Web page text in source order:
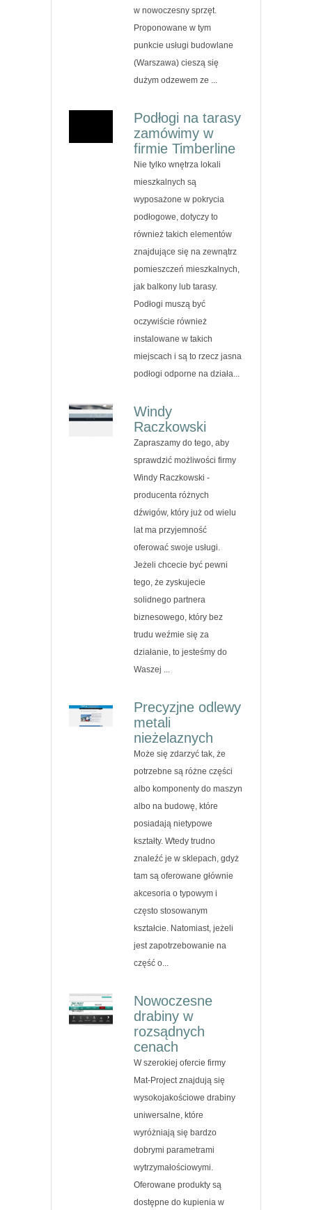
w nowoczesny sprzęt.
Proponowane w tym
punkcie usługi budowlane
(Warszawa) cieszą się
dużym odzewem ze ...
Podłogi na tarasy
zamówimy w
firmie Timberline
Nie tylko wnętrza lokali
mieszkalnych są
wyposażone w pokrycia
podłogowe, dotyczy to
również takich elementów
znajdujące się na zewnątrz
pomieszczeń mieszkalnych,
jak balkony lub tarasy.
Podłogi muszą być
oczywiście również
instalowane w takich
miejscach i są to rzecz jasna
podłogi odporne na działa...
Windy
Raczkowski
Zapraszamy do tego, aby
sprawdzić możliwości firmy
Windy Raczkowski -
producenta różnych
dźwigów, który już od wielu
lat ma przyjemność
oferować swoje usługi.
Jeżeli chcecie być pewni
tego, że zyskujecie
solidnego partnera
biznesowego, który bez
trudu weźmie się za
działanie, to jesteśmy do
Waszej ...
Precyzjne odlewy
metali
nieżelaznych
Może się zdarzyć tak, że
potrzebne są różne części
albo komponenty do maszyn
albo na budowę, które
posiadają nietypowe
kształty. Wtedy trudno
znaleźć je w sklepach, gdyż
tam są oferowane głównie
akcesoria o typowym i
często stosowanym
kształcie. Natomiast, jeżeli
jest zapotrzebowanie na
część o...
Nowoczesne
drabiny w
rozsądnych
cenach
W szerokiej ofercie firmy
Mat-Project znajdują się
wysokojakościowe drabiny
uniwersalne, które
wyróżniają się bardzo
dobrymi parametrami
wytrzymałościowymi.
Oferowane produkty są
dostępne do kupienia w